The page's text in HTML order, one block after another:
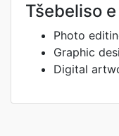
Tšebeliso
Photo
Graphic
Digital